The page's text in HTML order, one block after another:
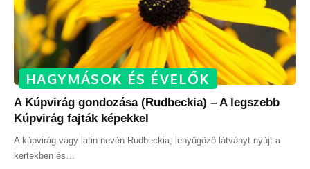
HAGYMÁSOK ÉS ÉVELŐK
A Kúpvirág gondozása (Rudbeckia) – A legszebb
Kúpvirág fajták képekkel
A kúpvirág vagy latin nevén Rudbeckia, lenyűgöző látványt nyújt a
kertekben és